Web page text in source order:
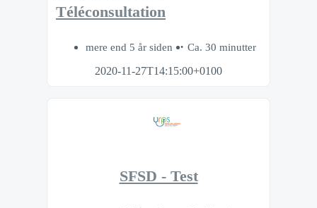
Téléconsultation
mere end 5 år siden
Ca. 30 minutter
2020-11-27T14:15:00+0100
SFSD - Test